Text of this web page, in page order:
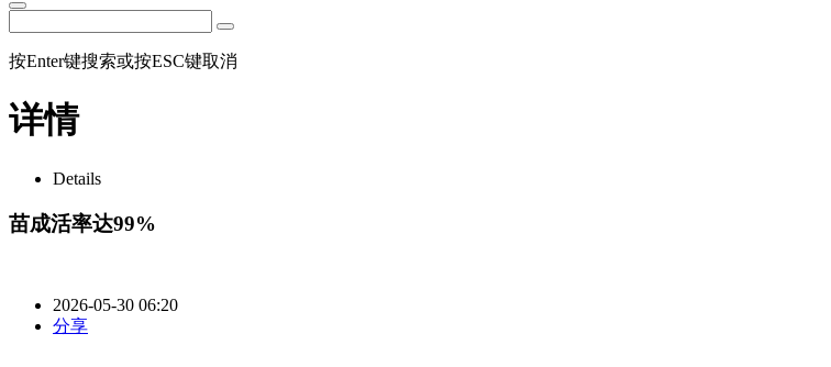
按Enter键搜索或按ESC键取消
详情
Details
苗成活率达99%
2026-05-30 06:20
分享